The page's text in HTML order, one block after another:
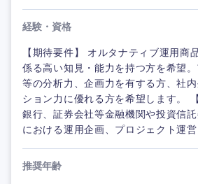
経験・資格
【期待要件】 オルタナティブ運用商
係る高い知見・能力を持つ方を希望
等の分析力、企画力を有する方、社
ション力に優れる方を希望します。
銀行、証券会社等金融機関や投資信
における運用企画、プロジェクト運
推奨年齢